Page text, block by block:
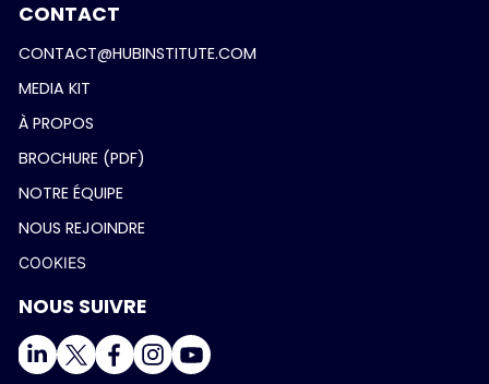
CONTACT
CONTACT@HUBINSTITUTE.COM
MEDIA KIT
À PROPOS
BROCHURE (PDF)
NOTRE ÉQUIPE
NOUS REJOINDRE
COOKIES
NOUS SUIVRE